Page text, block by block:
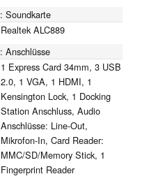
Soundkarte
Realtek ALC889
Anschlüsse
1 Express Card 34mm, 3 USB
2.0, 1 VGA, 1 HDMI, 1
Kensington Lock, 1 Docking
Station Anschluss, Audio
Anschlüsse: Line-Out,
Mikrofon-In, Card Reader:
MMC/SD/Memory Stick, 1
Fingerprint Reader